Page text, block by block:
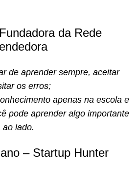
da Rede
de aprender sempre, aceitar
os erros;
apenas na escola e
pode aprender algo importante
ao lado.
– Startup Hunter